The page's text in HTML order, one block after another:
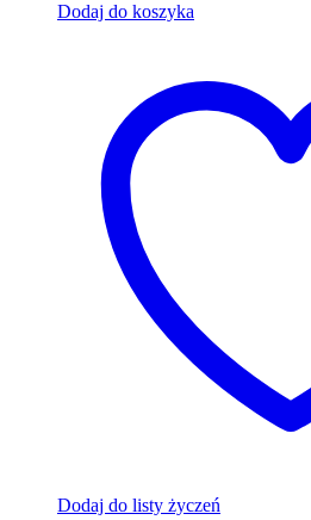
Dodaj do koszyka
Dodaj do listy życzeń